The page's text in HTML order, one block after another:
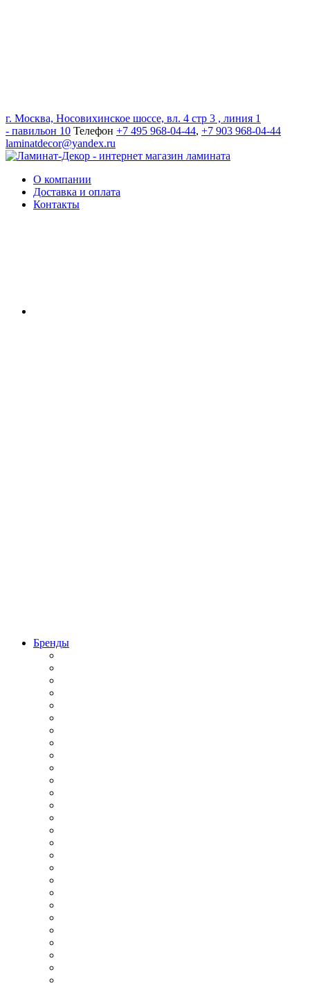
г. Москва, Носовихинское шоссе, вл. 4 стр 3 , линия 1
- павильон 10 Телефон +7 495 968-04-44, +7 903 968-04-44
laminatdecor@yandex.ru
О компании
Доставка и оплата
Контакты
Бренды